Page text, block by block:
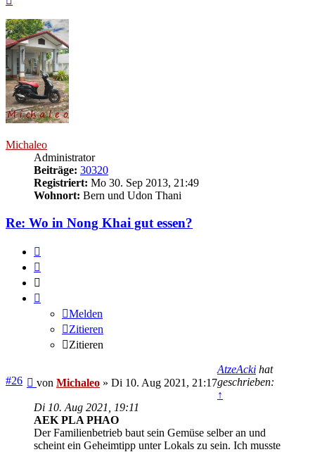
Michaleo
Administrator
Beiträge: 30320
Registriert: Mo 30. Sep 2013, 21:49
Wohnort: Bern und Udon Thani
Re: Wo in Nong Khai gut essen?
Melden
Zitieren
Zitieren
#26 Beitrag
von Michaleo » Di 10. Aug 2021, 21:17
AtzeAcki hat
geschrieben:
↑
Di 10. Aug 2021, 19:11
AEK PLA PHAO
Der Familienbetrieb baut sein Gemüse selber an und
scheint ein Geheimtipp unter Lokals zu sein. Ich musste